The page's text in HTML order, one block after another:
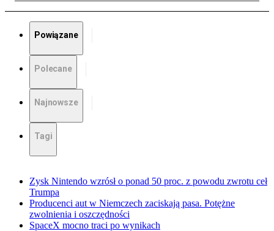
Powiązane
Polecane
Najnowsze
Tagi
Zysk Nintendo wzrósł o ponad 50 proc. z powodu zwrotu ceł
Trumpa
Producenci aut w Niemczech zaciskają pasa. Potężne
zwolnienia i oszczędności
SpaceX mocno traci po wynikach